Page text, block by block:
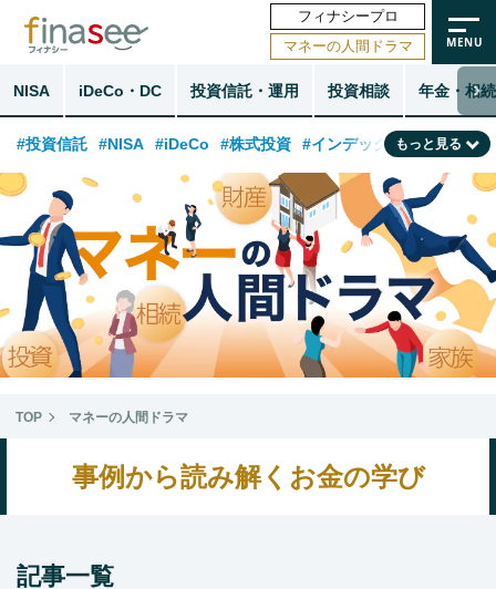
フィナシープロ
マネーの人間ドラマ
NISA iDeCo・DC 投資信託・運用 投資相談 年金・相続
#投資信託 #NISA #iDeCo #株式投資 #インデックスファンド
#相談事例 #相続・贈与 #FP #新NISA #ランキング #トレンド
#日本株 #公的年金 #30代 #40代 #50代 #金融用語解説
#資産運用業界 #老後 #海外事情 #積立投資
#フィナンシャル・ウェルビーイング #データ・調査 #国内株式型
#60代
もっと見る
TOP マネーの人間ドラマ
事例から読み解くお金の学び
記事一覧